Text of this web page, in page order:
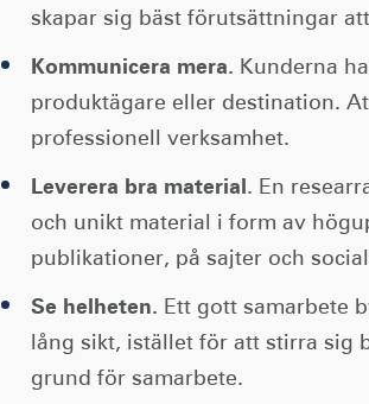
skapar sig bäst förutsättningar
Kommunicera mera. Kunderna
produktägare eller destination.
professionell verksamhet.
Leverera bra material. En
och unikt material i form av
publikationer, på sajter och
Se helheten. Ett gott samarbete
lång sikt, istället för att stirra sig
grund för samarbete.